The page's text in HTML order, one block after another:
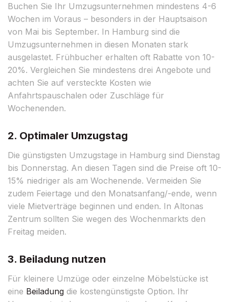
Buchen Sie Ihr Umzugsunternehmen mindestens 4-6
Wochen im Voraus – besonders in der Hauptsaison
von Mai bis September. In Hamburg sind die
Umzugsunternehmen in diesen Monaten stark
ausgelastet. Frühbucher erhalten oft Rabatte von 10-
20%. Vergleichen Sie mindestens drei Angebote und
achten Sie auf versteckte Kosten wie
Anfahrtspauschalen oder Zuschläge für
Wochenenden.
2. Optimaler Umzugstag
Die günstigsten Umzugstage in Hamburg sind Dienstag
bis Donnerstag. An diesen Tagen sind die Preise oft 10-
15% niedriger als am Wochenende. Vermeiden Sie
zudem Feiertage und den Monatsanfang/-ende, wenn
viele Mietverträge beginnen und enden. In Altonas
Zentrum sollten Sie wegen des Wochenmarkts den
Freitag meiden.
3. Beiladung nutzen
Für kleinere Umzüge oder einzelne Möbelstücke ist
eine Beiladung die kostengünstigste Option. Ihr